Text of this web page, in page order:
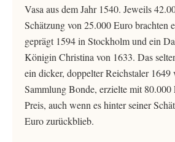
Vasa aus dem Jahr 1540. Jeweils
Schätzung von 25.000 Euro brachten
geprägt 1594 in Stockholm und ein
Königin Christina von 1633. Das
ein dicker, doppelter Reichstaler 1649
Sammlung Bonde, erzielte mit 80.000
Preis, auch wenn es hinter seiner
Euro zurückblieb.